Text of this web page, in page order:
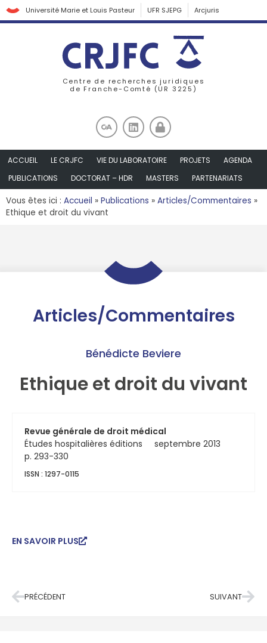
Université Marie et Louis Pasteur UFR SJEPG Arcjuris
Centre de recherches juridiques
de Franche-Comté (UR 3225)
ACCUEIL LE CRJFC VIE DU LABORATOIRE PROJETS
AGENDA
PUBLICATIONS
DOCTORAT – HDR MASTERS PARTENARIATS
Vous êtes ici : Accueil » Publications » Articles/Commentaires »
Ethique et droit du vivant
Articles/Commentaires
Bénédicte Beviere
Ethique et droit du vivant
Revue générale de droit médical
Études hospitalières éditions
septembre 2013
p. 293-330
ISSN : 1297-0115
EN SAVOIR PLUS
PRÉCÉDENT SUIVANT